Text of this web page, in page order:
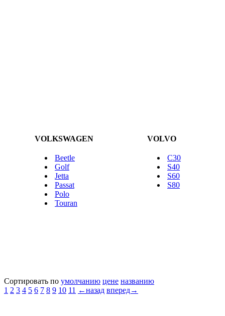
VOLKSWAGEN VOLVO
Beetle
Golf
Jetta
Passat
Polo
Touran
C30
S40
S60
S80
Сортировать по умолчанию цене названию
1 2 3 4 5 6 7 8 9 10 11 ←назад вперед→